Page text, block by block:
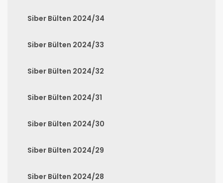
Siber Bülten 2024/34
Siber Bülten 2024/33
Siber Bülten 2024/32
Siber Bülten 2024/31
Siber Bülten 2024/30
Siber Bülten 2024/29
Siber Bülten 2024/28